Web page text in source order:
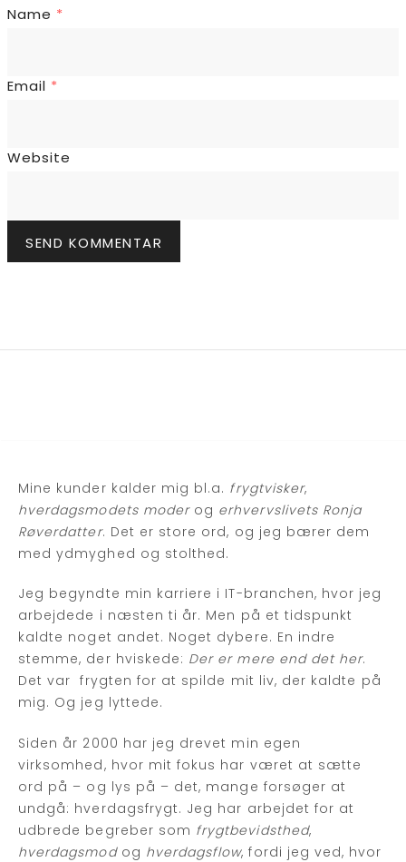
Name *
Email *
Website
Mine kunder kalder mig bl.a. frygtvisker,
hverdagsmodets moderog erhvervslivets Ronja
Røverdatter. Det er store ord, og jeg bærer dem
med ydmyghed og stolthed.
Jeg begyndte min karriere i IT-branchen, hvor jeg
arbejdede i næsten ti år. Men på et tidspunkt
kaldte noget andet. Noget dybere. En indre
stemme, der hviskede: Der er mere end det her.
Det var frygten for at spilde mit liv, der kaldte på
mig. Og jeg lyttede.
Siden år 2000 har jeg drevet min egen
virksomhed, hvor mit fokus har været at sætte
ord på – og lys på – det, mange forsøger at
undgå: hverdagsfrygt. Jeg har arbejdet for at
udbrede begreber som frygtbevidsthed,
hverdagsmodog hverdagsflow, fordi jeg ved, hvor